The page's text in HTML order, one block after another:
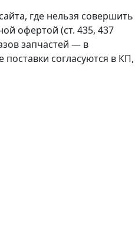
где нельзя совершить
офертой (ст. 435, 437
запчастей — в
поставки согласуются в КП,